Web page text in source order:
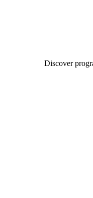
Discover